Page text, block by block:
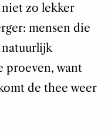
zo lekker
mensen die
natuurlijk
proeven, want
de thee weer